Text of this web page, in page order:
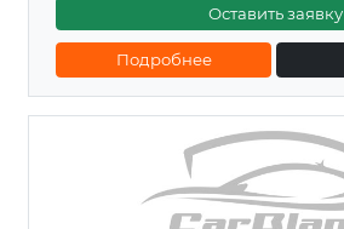
Оставить заявку
Подробнее